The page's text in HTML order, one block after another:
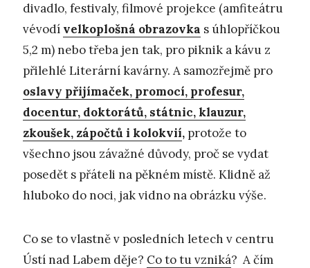
divadlo, festivaly, filmové projekce (amfiteátru
vévodí velkoplošná obrazovka s úhlopříčkou
5,2 m) nebo třeba jen tak, pro piknik a kávu z
přilehlé Literární kavárny. A samozřejmě pro
oslavy přijímaček, promocí, profesur,
docentur, doktorátů, státnic, klauzur,
zkoušek, zápočtů i kolokvií, protože to
všechno jsou závažné důvody, proč se vydat
posedět s přáteli na pěkném místě. Klidně až
hluboko do noci, jak vidno na obrázku výše.
Co se to vlastně v posledních letech v centru
Ústí nad Labem děje? Co to tu vzniká? A čím